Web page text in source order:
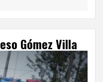
Gómez Villa